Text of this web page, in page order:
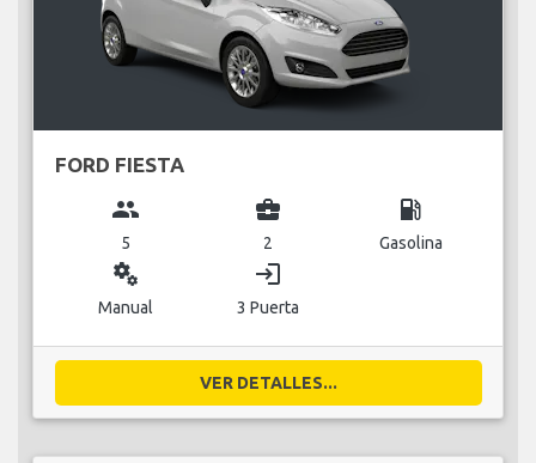
FORD FIESTA
group
5
business_center
2
local_gas_station
Gasolina
miscellaneous_services
Manual
login
3 Puerta
VER DETALLES...